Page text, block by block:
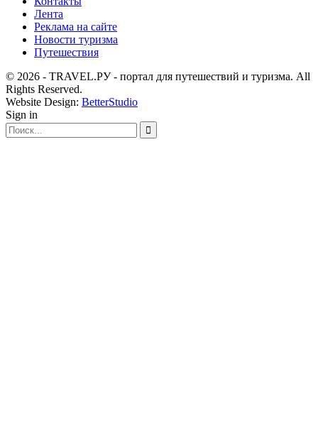
Лента
Реклама на сайте
Новости туризма
Путешествия
© 2026 - TRAVEL.РУ - портал для путешествий и туризма. All
Rights Reserved.
Website Design: BetterStudio
Sign in